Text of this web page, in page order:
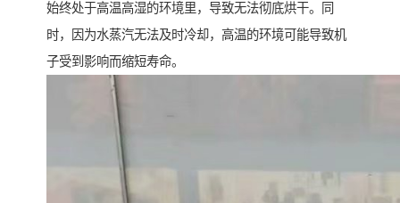
始终处于高温高湿的环境里，导致无法彻底烘干。同
时，因为水蒸汽无法及时冷却，高温的环境可能导致机
子受到影响而缩短寿命。